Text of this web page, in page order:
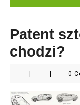
Patent
chodzi?
0